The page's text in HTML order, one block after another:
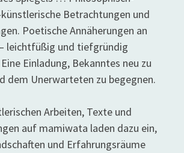
Betrachtungen und
Poetische Annäherungen an
leichtfüßig und tiefgründig
Einladung, Bekanntes neu zu
dem Unerwarteten zu begegnen.
Arbeiten, Texte und
auf mamiwata laden dazu ein,
und Erfahrungsräume